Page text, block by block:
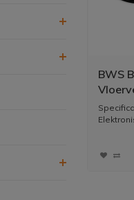
BWS
1350
Zwart